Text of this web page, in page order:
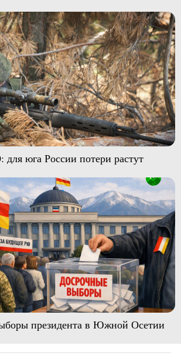
юга России потери растут
президента в Южной Осетии